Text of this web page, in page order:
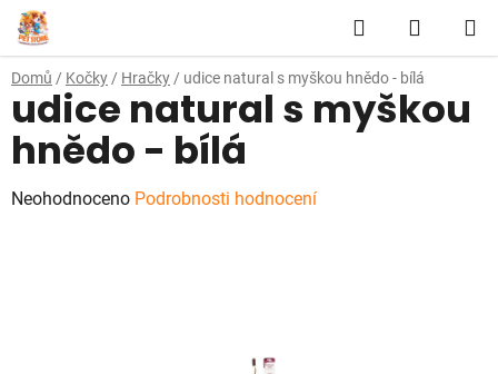
Přejít
na
obsah
Hledat
KOŠÍK
Domů / Kočky / Hračky / udice natural s myškou hnědo - bílá
udice natural s myškou
hnědo - bílá
Průměrné
Neohodnoceno Podrobnosti hodnocení